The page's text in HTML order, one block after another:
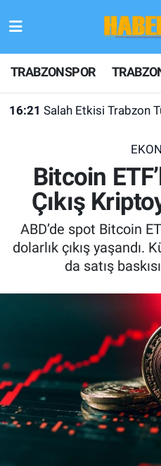
TRABZONSPOR
16:21 Salah Etkisi Trabzon
Bitcoin
Çıkış
ABD’de spot Bitcoin
dolarlık çıkış yaşandı.
da satış
TRABZONSPOR
TRABZON GUNDEMI
KULİS MEYDANI
1461 TRABZON
FUTBOL
TV VE SİNEMA
BASKETBOL
SAĞLIK
Hava Durumu
Trafik Durumu
Son Dakika Haberleri
Haber Arşivi